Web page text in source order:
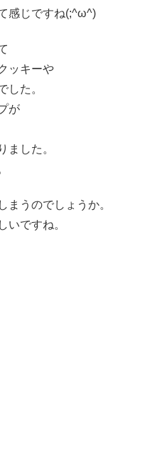
感じですね(;^ω^)
ッキーや
した。
が
ました。
まうのでしょうか。
いですね。